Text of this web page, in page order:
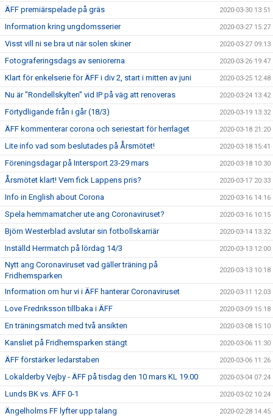
ÄFF premiärspelade på gräs 2020-03-30 13:51
Information kring ungdomsserier 2020-03-27 15:27
Visst vill ni se bra ut när solen skiner 2020-03-27 09:13
Fotograferingsdags av seniorerna 2020-03-26 19:47
Klart för enkelserie för ÄFF i div 2, start i mitten av juni 2020-03-25 12:48
Nu är "Rondellskylten" vid IP på väg att renoveras 2020-03-24 13:42
Förtydligande från i går (18/3) 2020-03-19 13:32
ÄFF kommenterar corona och seriestart för herrlaget 2020-03-18 21:20
Lite info vad som beslutades på Årsmötet! 2020-03-18 15:41
Föreningsdagar på Intersport 23-29 mars 2020-03-18 10:30
Årsmötet klart! Vem fick Lappens pris? 2020-03-17 20:33
Info in English about Corona 2020-03-16 14:16
Spela hemmamatcher ute ang Coronaviruset? 2020-03-16 10:15
Björn Westerblad avslutar sin fotbollskarriär 2020-03-14 13:32
Inställd Herrmatch på lördag 14/3 2020-03-13 12:00
Nytt ang Coronaviruset vad gäller träning på
Fridhemsparken
2020-03-13 10:18
Information om hur vi i ÄFF hanterar Coronaviruset 2020-03-11 12:03
Love Fredriksson tillbaka i ÄFF 2020-03-09 15:18
En träningsmatch med två ansikten 2020-03-08 15:10
Kansliet på Fridhemsparken stängt 2020-03-06 11:30
ÄFF förstärker ledarstaben 2020-03-06 11:26
Lokalderby Vejby - ÄFF på tisdag den 10 mars KL 19.00 2020-03-04 07:24
Lunds BK vs. ÄFF 0-1 2020-03-02 10:24
Ängelholms FF lyfter upp talang 2020-02-28 14:45